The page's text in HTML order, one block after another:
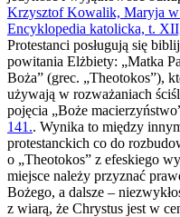
Krzysztof Kowalik, Maryja
Encyklopedia katolicka, t.
Protestanci posługują się
powitania Elżbiety: „Matka
Boża” (grec. „Theotokos”),
używają w rozważaniach
pojęcia „Boże
141.. Wynika to między
protestanckich co do
o „Theotokos” z efeskiego
miejsce należy przyznać
Bożego, a dalsze –
z wiarą, że Chrystus jest w